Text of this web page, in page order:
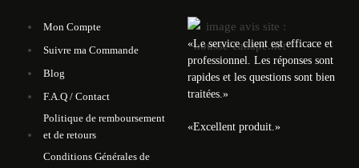
Mon Compte
Suivre ma Commande
Blog
F.A.Q / Contact
Politique de remboursement
et de retours
Conditions Générales de
«Le service client est efficace et
professionnel. Les réponses sont
rapides et les questions sont bien
traitées.»
«Excellent produit.»